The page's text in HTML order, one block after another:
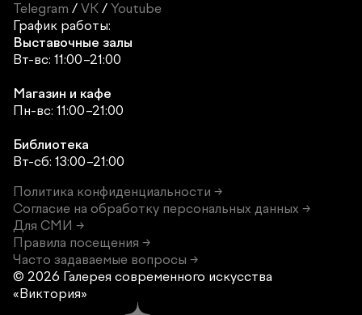
Telegram / VK / Youtube
График работы:
Выставочные залы
Вт-вс: 11:00–21:00
Магазин и кафе
Пн-вс: 11:00–21:00
Библиотека
Вт-сб: 13:00–21:00
Политика конфиденциальности →
Согласие на обработку персональных данных →
Для СМИ →
Правила посещения →
Часто задаваемые вопросы →
© 2026 Галерея современного искусства
«Виктория»